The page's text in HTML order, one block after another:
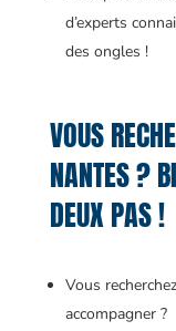
d’experts
des ongles !
VOUS
NANTES ?
DEUX PAS !
Vous
accompagner ?